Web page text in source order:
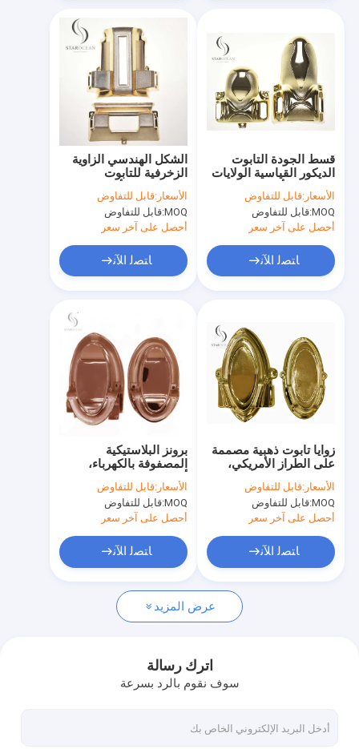
المنتجات
حول بنا
جولة في المعمل
اتصل بنا
طلب اقتباس
مقابض معدنية نعش
تابوت سوينغ بار
الشكل الهندسي الزاوية
الزخرفية للتابوت
البلاستيكي الأسلوب
الأمريكي مع القطب
المعدني 7 #
الأسعار:قابل للتفاوض
MOQ: قابل للتفاوض
أحصل على آخر سعر
ﺎﺘﺼﻟ ﺍﻶﻧ
قسط الجودة التابوت
الديكور القياسية الولايات
المتحدة الأمريكية تابوت
قرطاسية مقبض 5 #
الأسعار:قابل للتفاوض
MOQ: قابل للتفاوض
أحصل على آخر سعر
ﺎﺘﺼﻟ ﺍﻶﻧ
برونز البلاستيكية
المصفوفة بالكهرباء،
أدوات تابوت زاوية تابوت
مع أنبوب فولاذي 6 # B
الأسعار:قابل للتفاوض
MOQ: قابل للتفاوض
أحصل على آخر سعر
ﺎﺘﺼﻟ ﺍﻶﻧ
زوايا تابوت ذهبية مصممة
على الطراز الأمريكي،
ومقبض تابوت ثابت معتمد
من قبل منظمة الصحة
العالمية
الأسعار:قابل للتفاوض
MOQ: قابل للتفاوض
أحصل على آخر سعر
ﺎﺘﺼﻟ ﺍﻶﻧ
عرض المزيد
اترك رسالة
سوف نقوم بالرد بسرعة